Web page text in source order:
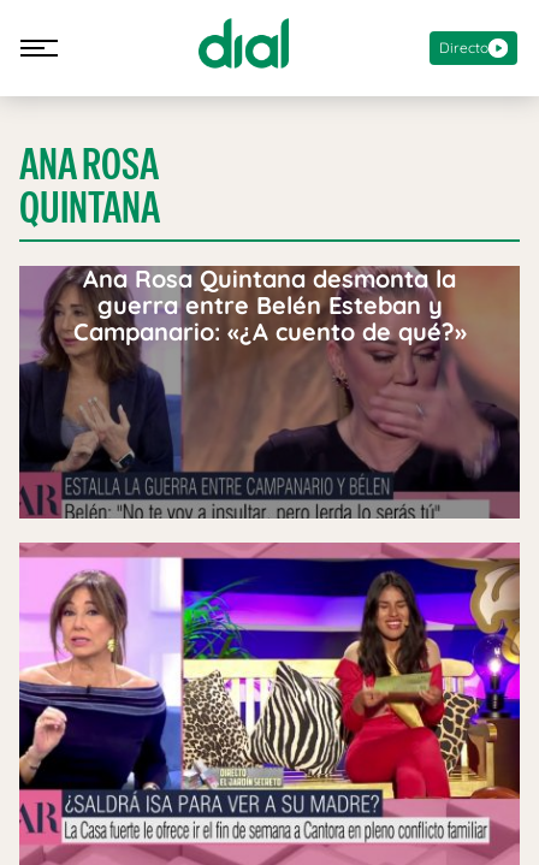
Directo
ANA ROSA
QUINTANA
Ana Rosa Quintana desmonta la
guerra entre Belén Esteban y
Campanario: «¿A cuento de qué?»